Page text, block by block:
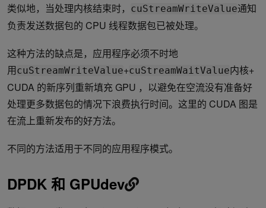
类似地，当处理内核结束时， cuStreamWriteValue通知
负责发送数据包的 CPU 线程数据包已被处理。
这种方法的缺点是，应用程序必须不时地
用cuStreamWriteValue+cuStreamWaitValue内核+
CUDA 的新序列重新填充 GPU ，以避免在空流没有准备好
处理更多数据包的情况下浪费执行时间。这里的 CUDA 图是
在流上重新发布的好方法。
不同的方法适用于不同的应用程序模式。
DPDK 和 GPUdev